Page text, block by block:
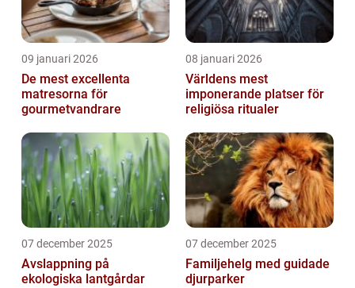
09 januari 2026
De mest excellenta
matresorna för
gourmetvandrare
08 januari 2026
Världens mest
imponerande platser för
religiösa ritualer
07 december 2025
Avslappning på
ekologiska lantgårdar
07 december 2025
Familjehelg med guidade
djurparker